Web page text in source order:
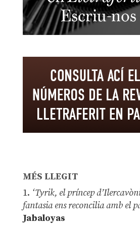
MÉS LLEGIT
1. ‘Tyrik, el príncep
fantasia ens reconcilia amb el
Jabaloyas